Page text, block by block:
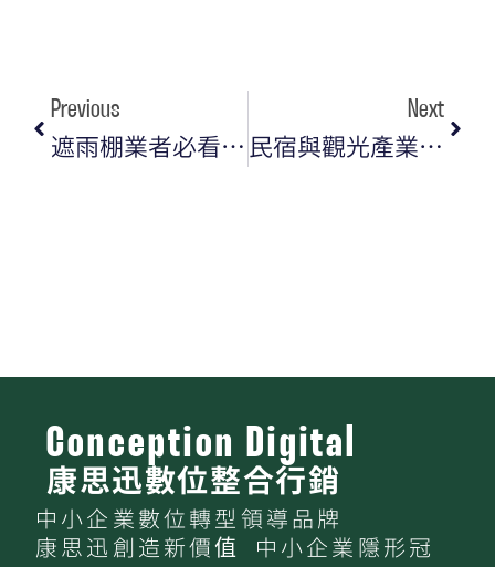
Previous
遮雨棚業者必看：善用 Google 商家（GMB）曝光在地客戶的祕密武器
Next
民宿與觀光產業的挑戰：旅客直接看答案，不再點進官網？
Conception Digital
康思迅數位整合行銷
中小企業數位轉型領導品牌
康思迅創造新價值 中小企業隱形冠